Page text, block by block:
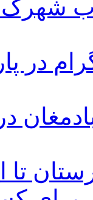
شهرک
در
تا